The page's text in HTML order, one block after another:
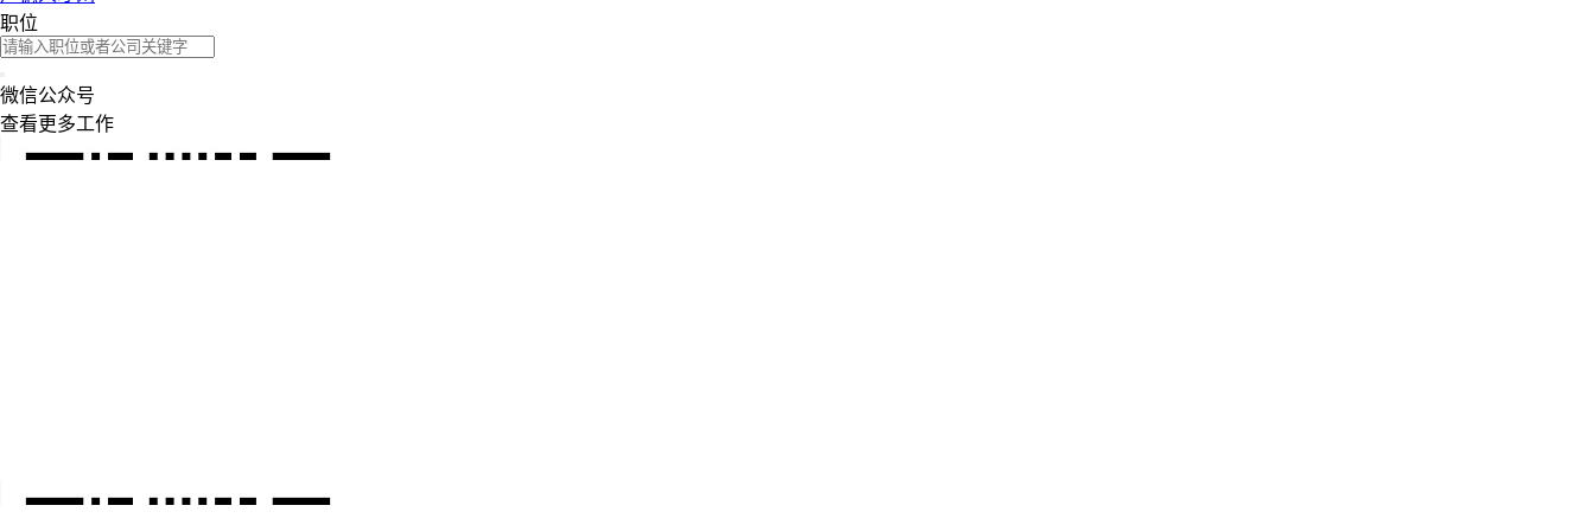
职位
微信公众号
查看更多工作